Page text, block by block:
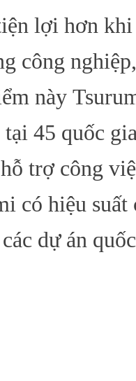
lợi hơn
công
này
45 quốc
trợ công
có hiệu suất
dự án